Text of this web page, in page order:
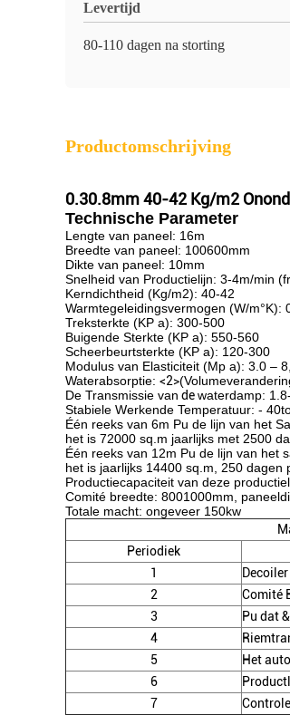
Levertijd
80-110 dagen na storting
Productomschrijving
0.30.8mm 40-42 Kg/m2
Technische Parameter
Lengte van paneel: 16m
Breedte van paneel: 100600mm
Dikte van paneel: 10mm
Snelheid van Productielijn: 3-4m/min
Kerndichtheid (Kg/m2): 40-42
Warmtegeleidingsvermogen (W/m°K):
Treksterkte (KP a): 300-500
Buigende Sterkte (KP a): 550-560
Scheerbeurtsterkte (KP a): 120-300
Modulus van Elasticiteit (Mp a): 3.0 –
Waterabsorptie: <2>
De Transmissie van dewaterdamp:
Stabiele Werkende Temperatuur: -
Één reeks van 6m Pu de lijn van het
het is 72000 sq.m jaarlijks met 2500
Één reeks van 12m Pu de lijn van het
het is jaarlijks 14400 sq.m, 250 dagen
Productiecapaciteit van deze
Comité breedte: 8001000mm,
Totale macht: ongeveer 150kw
Periodiek
1
Decoiler
2
Comité
3
Pu dat
4
5
Het
6
7